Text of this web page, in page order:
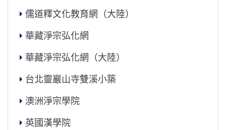
儒道釋文化教育網（大陸）
華藏淨宗弘化網
華藏淨宗弘化網（大陸）
台北靈巖山寺雙溪小築
澳洲淨宗學院
英國漢學院